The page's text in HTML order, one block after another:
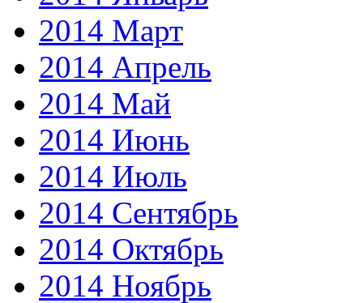
2014 Март
2014 Апрель
2014 Май
2014 Июнь
2014 Июль
2014 Сентябрь
2014 Октябрь
2014 Ноябрь